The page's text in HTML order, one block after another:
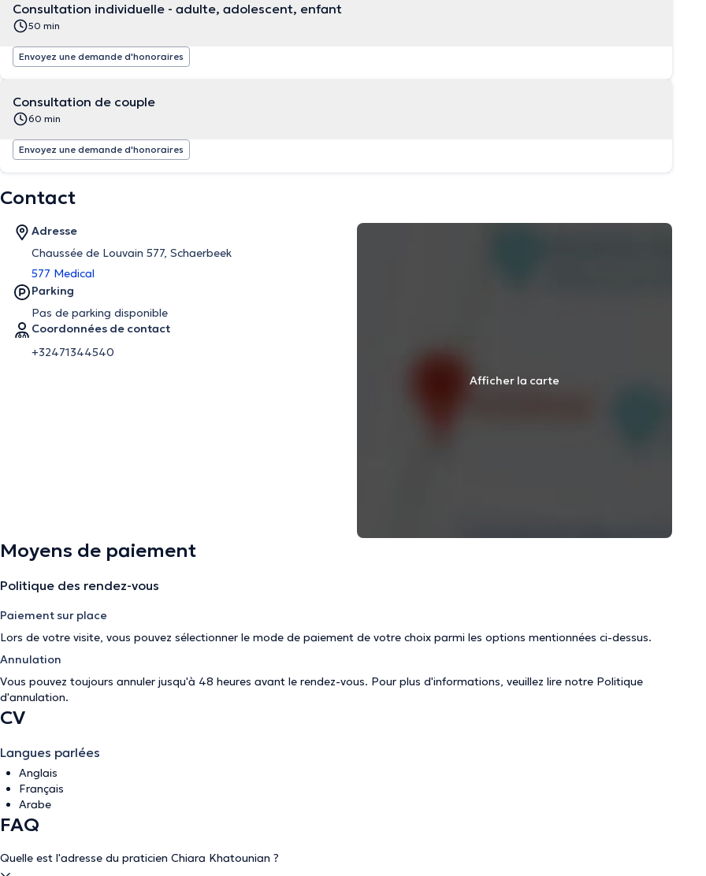
Consultation individuelle - adulte, adolescent, enfant
50 min
Envoyez une demande d'honoraires
Consultation de couple
60 min
Envoyez une demande d'honoraires
Contact
Adresse
Chaussée de Louvain 577, Schaerbeek
577 Medical
Parking
Pas de parking disponible
Coordonnées de contact
+32471344540
Afficher la carte
Moyens de paiement
Politique des rendez-vous
Paiement sur place
Lors de votre visite, vous pouvez sélectionner le mode de paiement de votre choix parmi les options mentionnées ci-dessus.
Annulation
Vous pouvez toujours annuler jusqu'à 48 heures avant le rendez-vous. Pour plus d'informations, veuillez lire notre Politique
d'annulation.
CV
Langues parlées
Anglais
Français
Arabe
FAQ
Quelle est l'adresse du praticien Chiara Khatounian ?